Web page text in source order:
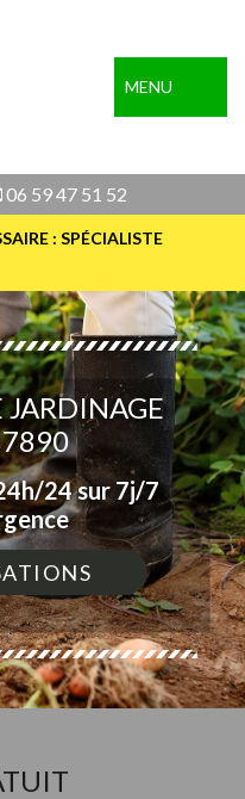
MENU
06 59 47 51 52
: SPÉCIALISTE
JARDINAGE
24 sur 7j/7